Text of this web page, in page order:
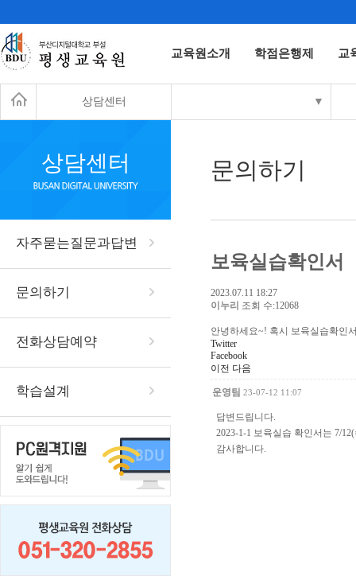
교육원소개 학점은행제 교
상담센터 ▼
상담센터
자주묻는질문과답변
문의하기
전화상담예약
학습설계
문의하기
보육실습확인서
2023.07.11 18:27
이누리 조회 수:12068
안녕하세요~! 혹시 보육실습확인
Twitter
Facebook
이전 다음
운영팀 23-07-12 11:07
답변드립니다.
2023-1-1 보육실습 확인서는 7/
감사합니다.